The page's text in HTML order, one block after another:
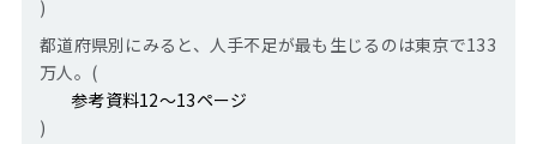
)
都道府県別にみると、人手不足が最も生じるのは東京で133
万人。(
参考資料12～13ページ
)